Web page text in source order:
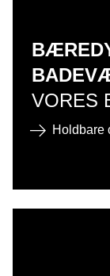
VORES
Holdbare